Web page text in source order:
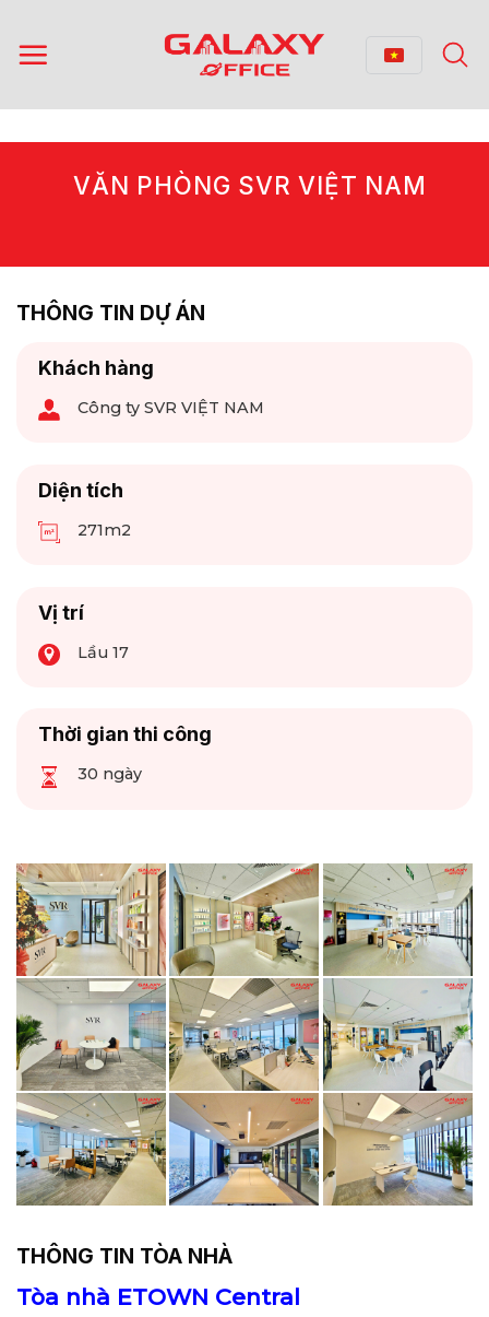
qua
nội
VĂN PHÒNG SVR VIỆT NAM
THÔNG TIN DỰ ÁN
Khách hàng
Công ty SVR VIỆT NAM
Diện tích
271m2
Vị trí
Lầu 17
Thời gian thi công
30 ngày
THÔNG TIN TÒA NHÀ
Tòa nhà ETOWN Central